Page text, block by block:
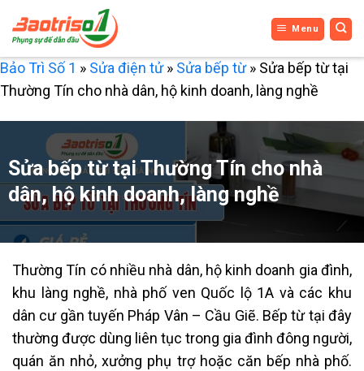
qua
nội
dung
Menu
Bảo Trì Số 1 » Sửa điện tử» Sửa bếp từ» Sửa bếp từ tại
Thường Tín cho nhà dân, hộ kinh doanh, làng nghề
Sửa bếp từ tại Thường Tín cho nhà
dân, hộ kinh doanh, làng nghề
Thường Tín có nhiều nhà dân, hộ kinh doanh gia đình,
khu làng nghề, nhà phố ven Quốc lộ 1A và các khu
dân cư gần tuyến Pháp Vân – Cầu Giẽ. Bếp từ tại đây
thường được dùng liên tục trong gia đình đông người,
quán ăn nhỏ, xưởng phụ trợ hoặc căn bếp nhà phố.